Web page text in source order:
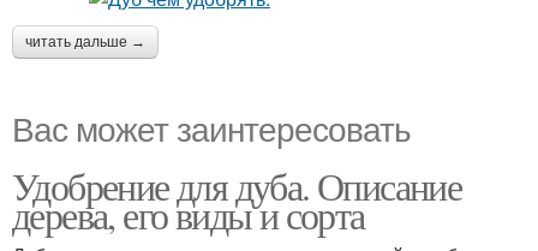
читать дальше →
Вас может заинтересовать
Удобрение для дуба. Описание
дерева, его виды и сорта